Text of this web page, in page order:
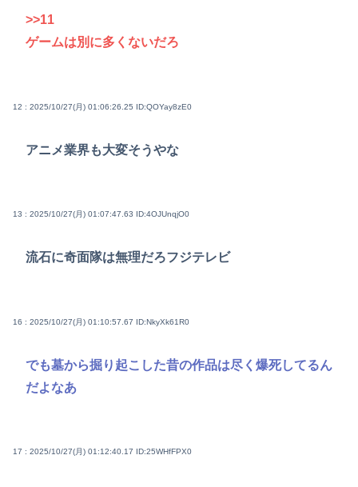
>>11
ゲームは別に多くないだろ
12 : 2025/10/27(月) 01:06:26.25 ID:QOYay8zE0
アニメ業界も大変そうやな
13 : 2025/10/27(月) 01:07:47.63 ID:4OJUnqjO0
流石に奇面隊は無理だろフジテレビ
16 : 2025/10/27(月) 01:10:57.67 ID:NkyXk61R0
でも墓から掘り起こした昔の作品は尽く爆死してるん
だよなあ
17 : 2025/10/27(月) 01:12:40.17 ID:25WHfFPX0